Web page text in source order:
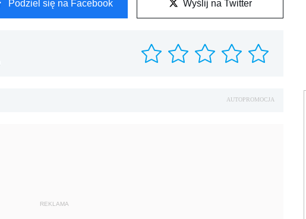
Podziel się na Facebook Wyślij na Twitter
AUTOPROMOCJA
REKLAMA